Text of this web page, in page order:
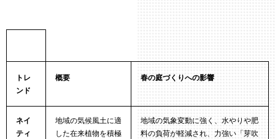
トレ
ンド
概要 春の庭づくりへの影響
ネイ
ティ
地域の気候風土に適
した在来植物を積極
地域の気象変動に強く、水やりや肥
料の負荷が軽減され、力強い「芽吹